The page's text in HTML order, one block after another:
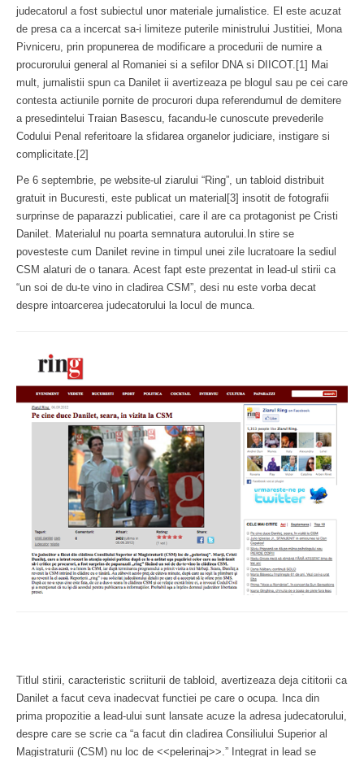
judecatorul a fost subiectul unor materiale jurnalistice. El este acuzat
de presa ca a incercat sa-i limiteze puterile ministrului Justitiei, Mona
Pivniceru, prin propunerea de modificare a procedurii de numire a
procurorului general al Romaniei si a sefilor DNA si DIICOT.[1] Mai
mult, jurnalistii spun ca Danilet ii avertizeaza pe blogul sau pe cei care
contesta actiunile pornite de procurori dupa referendumul de demitere
a presedintelui Traian Basescu, facandu-le cunoscute prevederile
Codului Penal referitoare la sfidarea organelor judiciare, instigare si
complicitate.[2]
Pe 6 septembrie, pe website-ul ziarului “Ring”, un tabloid distribuit
gratuit in Bucuresti, este publicat un material[3] insotit de fotografii
surprinse de paparazzi publicatiei, care il are ca protagonist pe Cristi
Danilet. Materialul nu poarta semnatura autorului.In stire se
povesteste cum Danilet revine in timpul unei zile lucratoare la sediul
CSM alaturi de o tanara. Acest fapt este prezentat in lead-ul stirii ca
“un soi de du-te vino in cladirea CSM”, desi nu este vorba decat
despre intoarcerea judecatorului la locul de munca.
Titlul stirii, caracteristic scriiturii de tabloid, avertizeaza deja cititorii ca
Danilet a facut ceva inadecvat functiei pe care o ocupa. Inca din
prima propozitie a lead-ului sunt lansate acuze la adresa judecatorului,
despre care se scrie ca “a facut din cladirea Consiliului Superior al
Magistraturii (CSM) nu loc de <<pelerinaj>>.” Integrat in lead se